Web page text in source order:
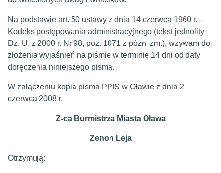
Na podstawie art. 50 ustawy z dnia 14 czerwca 1960 r. –
Kodeks postępowania administracyjnego (tekst jednolity
Dz. U. z 2000 r. Nr 98, poz. 1071 z późn. zm.), wzywam do
złożenia wyjaśnień na piśmie w terminie 14 dni od daty
doręczenia niniejszego pisma.
W załączeniu kopia pisma PPIS w Oławie z dnia 2
czerwca 2008 r.
Z-ca Burmistrza Miasta Oława
Zenon Leja
Otrzymują: